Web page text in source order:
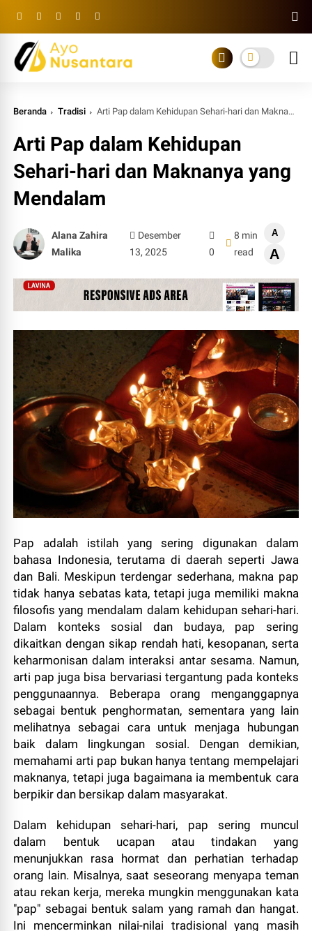
Beranda Tradisi Arti Pap dalam Kehidupan Sehari-hari dan Maknanya yang Mendalam
Arti Pap dalam Kehidupan
Sehari-hari dan Maknanya yang
Mendalam
Alana Zahira
Malika
Desember
13, 2025
0
8 min
read
A
A
Pap adalah istilah yang sering digunakan dalam
bahasa Indonesia, terutama di daerah seperti Jawa
dan Bali. Meskipun terdengar sederhana, makna pap
tidak hanya sebatas kata, tetapi juga memiliki makna
filosofis yang mendalam dalam kehidupan sehari-hari.
Dalam konteks sosial dan budaya, pap sering
dikaitkan dengan sikap rendah hati, kesopanan, serta
keharmonisan dalam interaksi antar sesama. Namun,
arti pap juga bisa bervariasi tergantung pada konteks
penggunaannya. Beberapa orang menganggapnya
sebagai bentuk penghormatan, sementara yang lain
melihatnya sebagai cara untuk menjaga hubungan
baik dalam lingkungan sosial. Dengan demikian,
memahami arti pap bukan hanya tentang mempelajari
maknanya, tetapi juga bagaimana ia membentuk cara
berpikir dan bersikap dalam masyarakat.
Dalam kehidupan sehari-hari, pap sering muncul
dalam bentuk ucapan atau tindakan yang
menunjukkan rasa hormat dan perhatian terhadap
orang lain. Misalnya, saat seseorang menyapa teman
atau rekan kerja, mereka mungkin menggunakan kata
"pap" sebagai bentuk salam yang ramah dan hangat.
Ini mencerminkan nilai-nilai tradisional yang masih